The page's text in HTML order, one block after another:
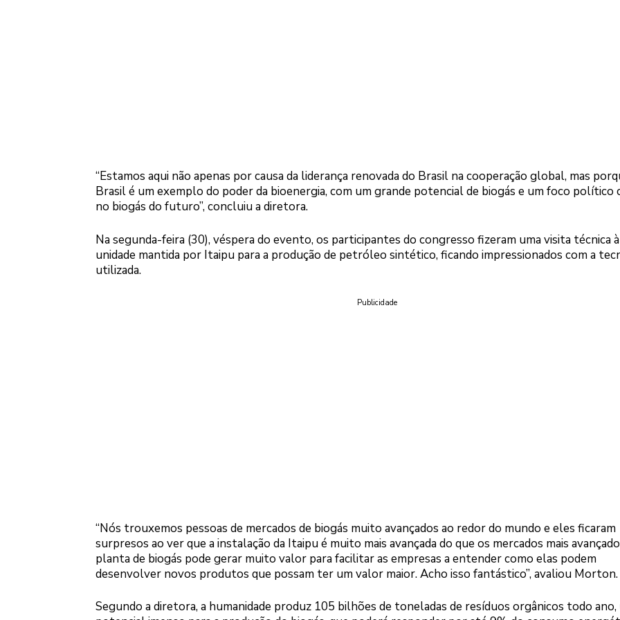
“Estamos aqui não apenas por causa da liderança renovada do Brasil na cooperação global, mas
Brasil é um exemplo do poder da bioenergia, com um grande potencial de biogás e um foco político
no biogás do futuro”, concluiu a diretora.
Na segunda-feira (30), véspera do evento, os participantes do congresso fizeram uma visita técnica à
unidade mantida por Itaipu para a produção de petróleo sintético, ficando impressionados com a
utilizada.
Publicidade
“Nós trouxemos pessoas de mercados de biogás muito avançados ao redor do mundo e eles ficaram
surpresos ao ver que a instalação da Itaipu é muito mais avançada do que os mercados mais
planta de biogás pode gerar muito valor para facilitar as empresas a entender como elas podem
desenvolver novos produtos que possam ter um valor maior. Acho isso fantástico”, avaliou Morton.
Segundo a diretora, a humanidade produz 105 bilhões de toneladas de resíduos orgânicos todo ano,